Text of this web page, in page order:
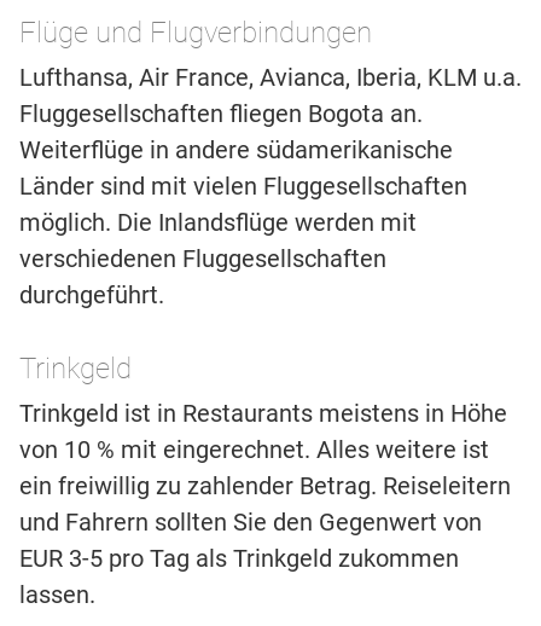
Flüge und Flugverbindungen
Lufthansa, Air France, Avianca, Iberia, KLM u.a.
Fluggesellschaften fliegen Bogota an.
Weiterflüge in andere südamerikanische
Länder sind mit vielen Fluggesellschaften
möglich. Die Inlandsflüge werden mit
verschiedenen Fluggesellschaften
durchgeführt.
Trinkgeld
Trinkgeld ist in Restaurants meistens in Höhe
von 10 % mit eingerechnet. Alles weitere ist
ein freiwillig zu zahlender Betrag. Reiseleitern
und Fahrern sollten Sie den Gegenwert von
EUR 3-5 pro Tag als Trinkgeld zukommen
lassen.